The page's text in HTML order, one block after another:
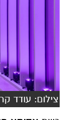
צילום: עודד
אסותא
המודעות
באוקטובר,